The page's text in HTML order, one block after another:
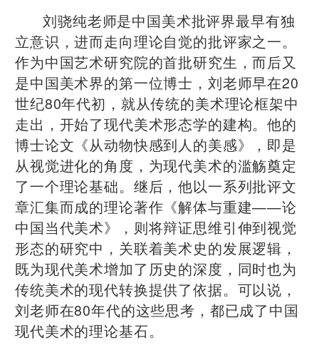
刘骁纯老师是中国美术批评界最早有独
立意识，进而走向理论自觉的批评家之一。
作为中国艺术研究院的首批研究生，而后又
是中国美术界的第一位博士，刘老师早在20
世纪80年代初，就从传统的美术理论框架中
走出，开始了现代美术形态学的建构。他的
博士论文《从动物快感到人的美感》，即是
从视觉进化的角度，为现代美术的滥觞奠定
了一个理论基础。继后，他以一系列批评文
章汇集而成的理论著作《解体与重建——论
中国当代美术》，则将辩证思维引伸到视觉
形态的研究中，关联着美术史的发展逻辑，
既为现代美术增加了历史的深度，同时也为
传统美术的现代转换提供了依据。可以说，
刘老师在80年代的这些思考，都已成了中国
现代美术的理论基石。